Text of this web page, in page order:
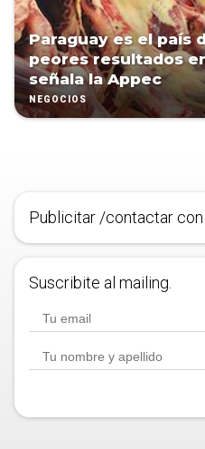
Paraguay es el país
peores resultados
señala la Appec
NEGOCIOS
Publicitar /contactar con
Suscribite al mailing.